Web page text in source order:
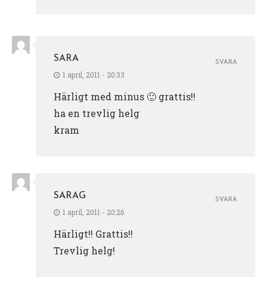
SARA
1 april, 2011 - 20:33
Härligt med minus 🙂 grattis!!
ha en trevlig helg
kram
SVARA
SARAG
1 april, 2011 - 20:26
Härligt!! Grattis!!
Trevlig helg!
SVARA